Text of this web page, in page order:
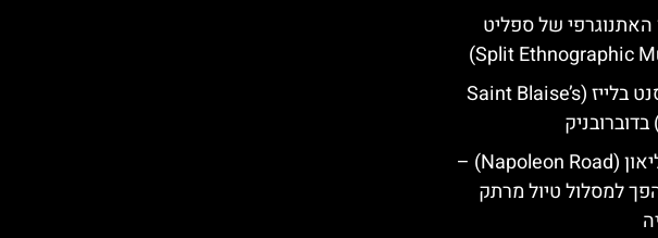
האתנוגרפי של ספליט
כנסיית סנט בלייז (Saint Blaise’s
דרך נפוליאון (Napoleon Road) –
למסלול טיול מרתק